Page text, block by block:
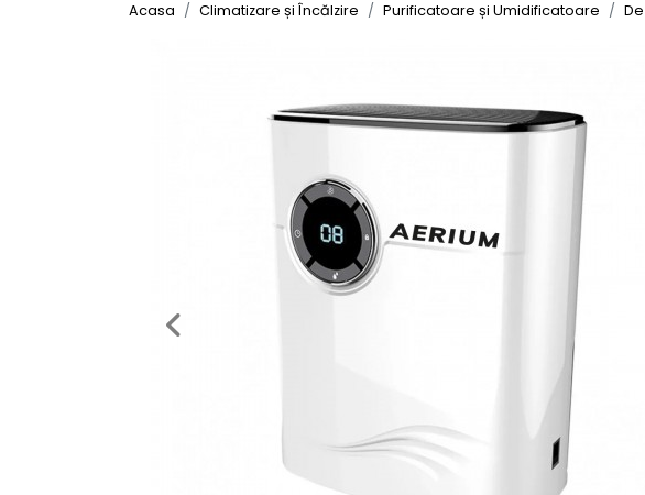
Acasa Climatizare și Încălzire Purificatoare și Umidificatoare
Previous